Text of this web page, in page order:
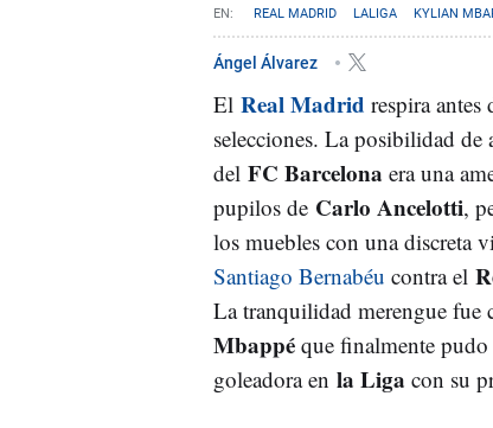
REAL MADRID LALIGA KYLIAN
Ángel Álvarez
El Real Madrid respira antes
selecciones. La posibilidad de
del FC Barcelona era una
pupilos de Carlo Ancelotti,
los muebles con una discreta
Santiago Bernabéu contra el
La tranquilidad merengue fue
Mbappé que finalmente
goleadora en la Liga con su